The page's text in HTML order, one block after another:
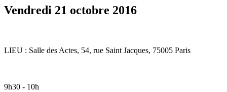
Vendredi 21 octobre 2016
LIEU : Salle des Actes, 54, rue Saint Jacques, 75005 Paris
9h30 - 10h